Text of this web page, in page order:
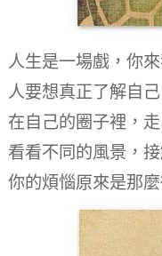
人生是一場戲，你
人要想真正了解自
在自己的圈子裡，走
看看不同的風景，
你的煩惱原來是那麼